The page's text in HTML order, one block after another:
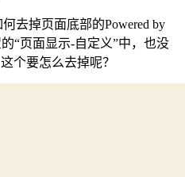
去掉页面底部的Powered by
“页面显示-自定义”中，也没
个要怎么去掉呢？